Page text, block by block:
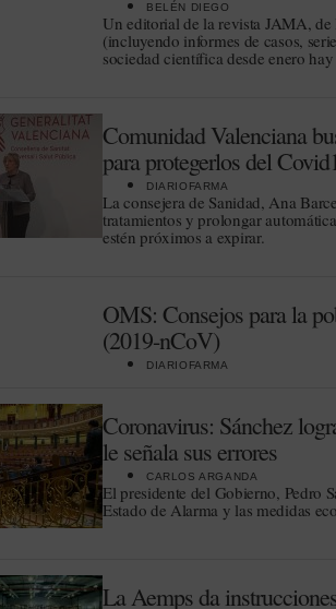
BELÉN DIEGO
Un editorial de la revista JAMA,
(incluyendo informes de casos,
sociedad científica desde enero
Comunidad Valenciana
para protegerlos del
DIARIOFARMA
La consejera de Sanidad, Ana
tratamientos y prolongar
estén próximos a expirar.
OMS: Consejos para la
(2019-nCoV)
DIARIOFARMA
Coronavirus: Sánchez
le señala sus errores
CARLOS ARGANDA
El presidente del Gobierno, Pedro
Estado de Alarma y las medidas
La Aemps da